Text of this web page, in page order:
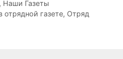
Наши Газеты
отрядной газете, Отряд